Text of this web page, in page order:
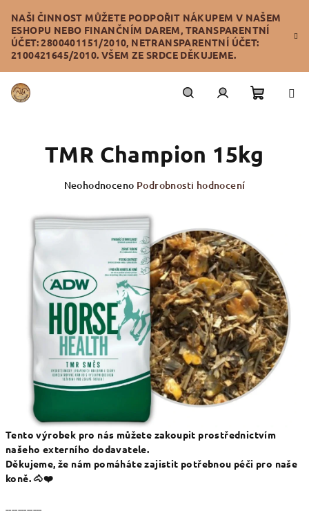
obsah
NAŠI ČINNOST MŮŽETE PODPOŘIT NÁKUPEM V NAŠEM
ESHOPU NEBO FINANČNÍM DAREM, TRANSPARENTNÍ
ÚČET: 2800401151/2010, NETRANSPARENTNÍ ÚČET:
2100421645/2010. VŠEM ZE SRDCE DĚKUJEME.
košík
Tento výrobek pro nás můžete zakoupit prostřednictvím
našeho externího dodavatele.
Děkujeme, že nám pomáháte zajistit potřebnou péči pro naše
koně. 🐴❤️
------------
TMR Champion 15kg
Průměrné
je
5
hvězdiček.
Neohodnoceno Podrobnosti hodnocení